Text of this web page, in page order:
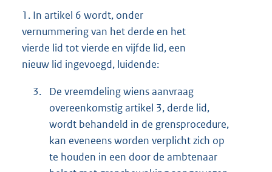
1. In artikel 6 wordt, onder
vernummering van het derde en het
vierde lid tot vierde en vijfde lid, een
nieuw lid ingevoegd, luidende:
3.
De vreemdeling wiens aanvraag
overeenkomstig artikel 3, derde lid,
wordt behandeld in de grensprocedure,
kan eveneens worden verplicht zich op
te houden in een door de ambtenaar